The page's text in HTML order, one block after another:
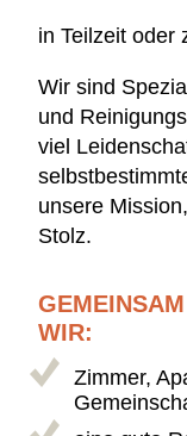
in Teilzeit oder
Wir sind
und
viel
unsere
Stolz.
WIR:
Zimmer,